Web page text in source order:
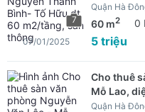
7
Quận Hà
60 m2 0
5 triệu
07/01/2025
Cho thuê
Mỗ Lao,
Quận Hà